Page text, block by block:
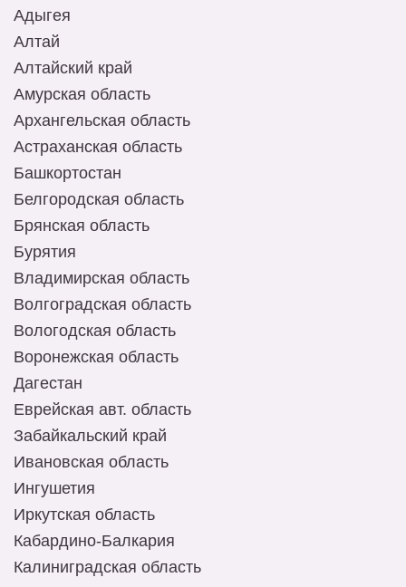
Адыгея
Алтай
Алтайский край
Амурская область
Архангельская область
Астраханская область
Башкортостан
Белгородская область
Брянская область
Бурятия
Владимирская область
Волгоградская область
Вологодская область
Воронежская область
Дагестан
Еврейская авт. область
Забайкальский край
Ивановская область
Ингушетия
Иркутская область
Кабардино-Балкария
Калиниградская область